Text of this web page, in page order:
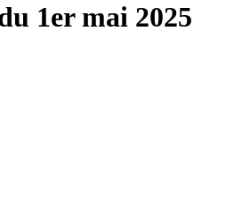
1er mai 2025